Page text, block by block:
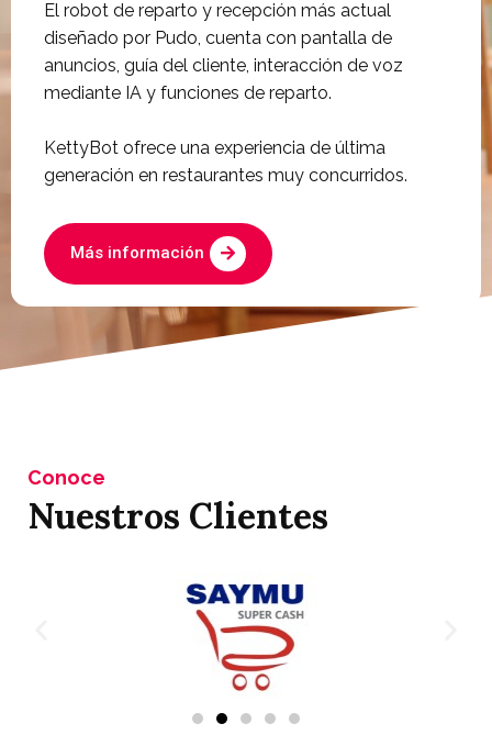
El robot de reparto y recepción más actual
diseñado por Pudo, cuenta con pantalla de
anuncios, guía del cliente, interacción de voz
mediante IA y funciones de reparto.
KettyBot ofrece una experiencia de última
generación en restaurantes muy concurridos.
Más información
Conoce
Nuestros Clientes